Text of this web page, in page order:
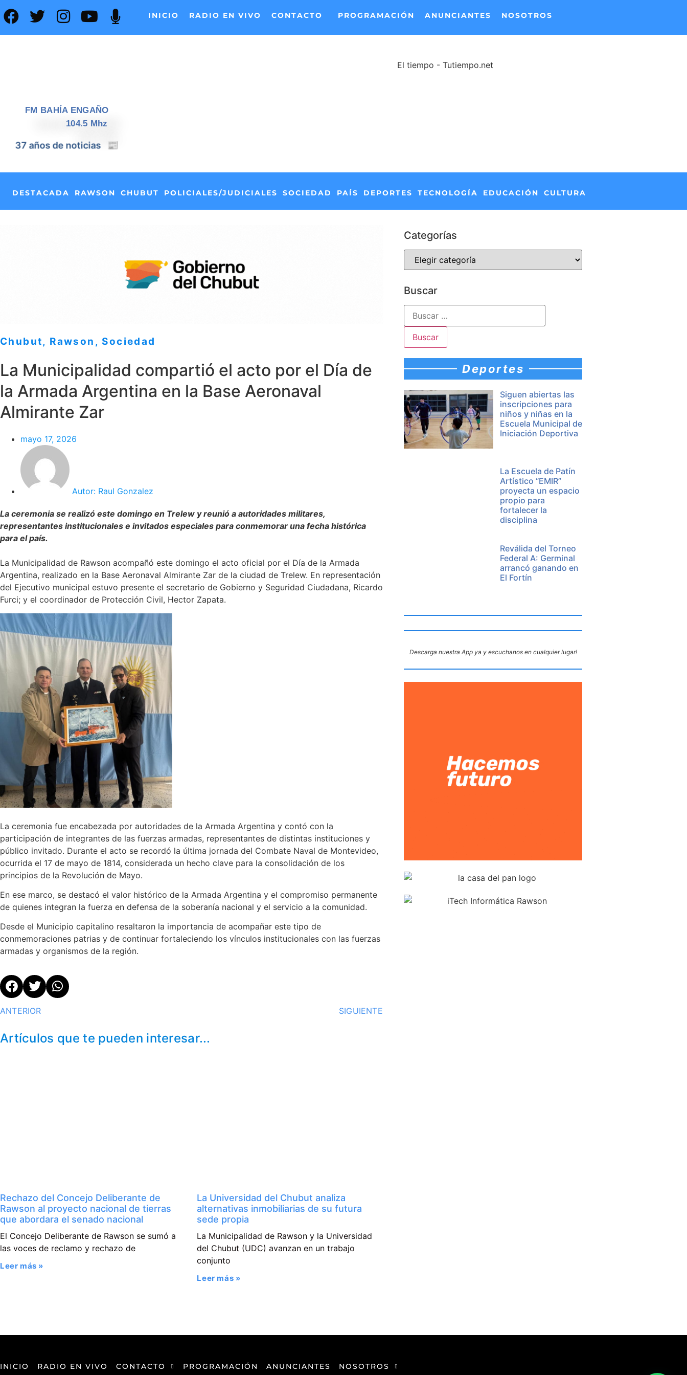
INICIO RADIO EN VIVO CONTACTO PROGRAMACIÓN ANUNCIANTES NOSOTROS
FM BAHÍA ENGAÑO
104.5 Mhz
37 años de noticias 📰
El tiempo - Tutiempo.net
DESTACADA RAWSON CHUBUT POLICIALES/JUDICIALES SOCIEDAD PAÍS DEPORTES TECNOLOGÍA EDUCACIÓN CULTURA
Chubut, Rawson , Sociedad
La Municipalidad compartió el acto por el Día de
la Armada Argentina en la Base Aeronaval
Almirante Zar
mayo 17, 2026
Autor: Raul Gonzalez
La ceremonia se realizó este domingo en Trelew y reunió a autoridades militares,
representantes institucionales e invitados especiales para conmemorar una fecha histórica
para el país.
La Municipalidad de Rawson acompañó este domingo el acto oficial por el Día de la Armada
Argentina, realizado en la Base Aeronaval Almirante Zar de la ciudad de Trelew. En representación
del Ejecutivo municipal estuvo presente el secretario de Gobierno y Seguridad Ciudadana, Ricardo
Furci; y el coordinador de Protección Civil, Hector Zapata.
La ceremonia fue encabezada por autoridades de la Armada Argentina y contó con la
participación de integrantes de las fuerzas armadas, representantes de distintas instituciones y
público invitado. Durante el acto se recordó la última jornada del Combate Naval de Montevideo,
ocurrida el 17 de mayo de 1814, considerada un hecho clave para la consolidación de los
principios de la Revolución de Mayo.
En ese marco, se destacó el valor histórico de la Armada Argentina y el compromiso permanente
de quienes integran la fuerza en defensa de la soberanía nacional y el servicio a la comunidad.
Desde el Municipio capitalino resaltaron la importancia de acompañar este tipo de
conmemoraciones patrias y de continuar fortaleciendo los vínculos institucionales con las fuerzas
armadas y organismos de la región.
ANTERIOR SIGUIENTE
Artículos que te pueden interesar...
Rechazo del Concejo Deliberante de
Rawson al proyecto nacional de tierras
que abordara el senado nacional
El Concejo Deliberante de Rawson se sumó a
las voces de reclamo y rechazo de
Leer más »
La Universidad del Chubut analiza
alternativas inmobiliarias de su futura
sede propia
La Municipalidad de Rawson y la Universidad
del Chubut (UDC) avanzan en un trabajo
conjunto
Leer más »
Categorías
Buscar
Deportes
Siguen abiertas las
inscripciones para
niños y niñas en la
Escuela Municipal de
Iniciación Deportiva
La Escuela de Patín
Artístico “EMIR”
proyecta un espacio
propio para
fortalecer la
disciplina
Reválida del Torneo
Federal A: Germinal
arrancó ganando en
El Fortín
Descarga nuestra App ya y escuchanos en cualquier lugar!
INICIO RADIO EN VIVO CONTACTO PROGRAMACIÓN ANUNCIANTES NOSOTROS